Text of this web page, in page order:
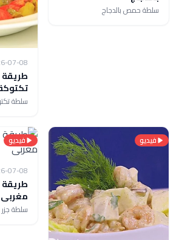
سلطة حمص بالدجاج
07-08
سلطة
فيديو فيديو
07-08
مغربى
سلطة